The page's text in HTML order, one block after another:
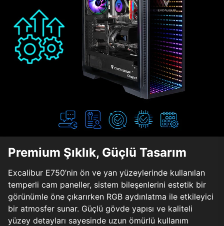
Premium Şıklık, Güçlü Tasarım
Excalibur E750’nin ön ve yan yüzeylerinde kullanılan
temperli cam paneller, sistem bileşenlerini estetik bir
görünümle öne çıkarırken RGB aydınlatma ile etkileyici
bir atmosfer sunar. Güçlü gövde yapısı ve kaliteli
yüzey detayları sayesinde uzun ömürlü kullanım